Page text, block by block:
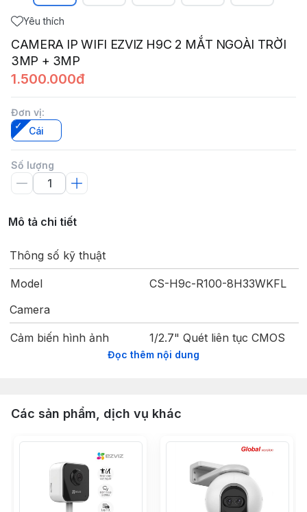
Yêu thích
CAMERA IP WIFI EZVIZ H9C 2 MẮT NGOÀI TRỜI
3MP + 3MP
1.500.000đ
Đơn vị:
Cái
Số lượng
Mô tả chi tiết
Thông số kỹ thuật
Model
CS-H9c-R100-8H33WKFL
Camera
Cảm biến hình ảnh
1/2.7" Quét liên tục CMOS
Màn trập tự điều chỉnh
Góc PT
Xoay: 350°, Nghiêng: 80°
Cường độ ánh sáng tối
0.5 Lux @ (F1.6, AGC ON),
các phòng thí nghiệm của
Ngàm ống kính
Ngày & đêm
Bộ lọc cắt bỏ tín hiệu hồng
Đọc thêm nội dung
Các sản phẩm, dịch vụ khác